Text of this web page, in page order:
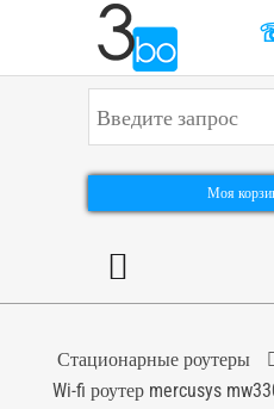
к
а
ь
Моя
Стационарные роутеры
Wi-fi роутер mercusys